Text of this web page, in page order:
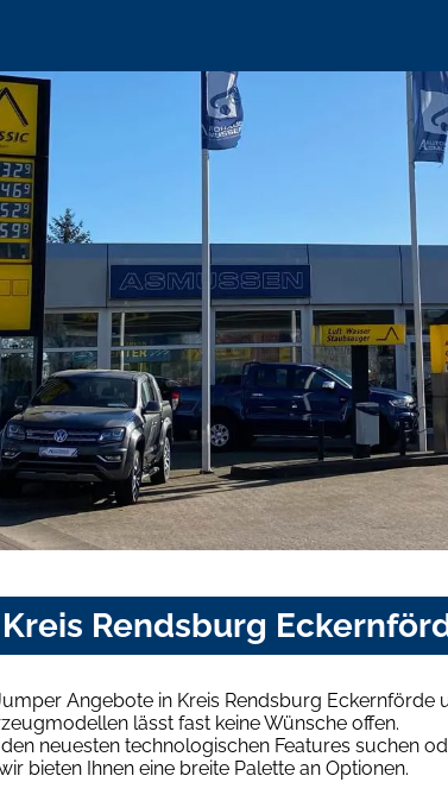
Rendsburg
Angebote in Kreis Rendsburg Eckernförde
lässt fast keine Wünsche offen.
neuesten technologischen Features suchen
bieten Ihnen eine breite Palette an Optionen.